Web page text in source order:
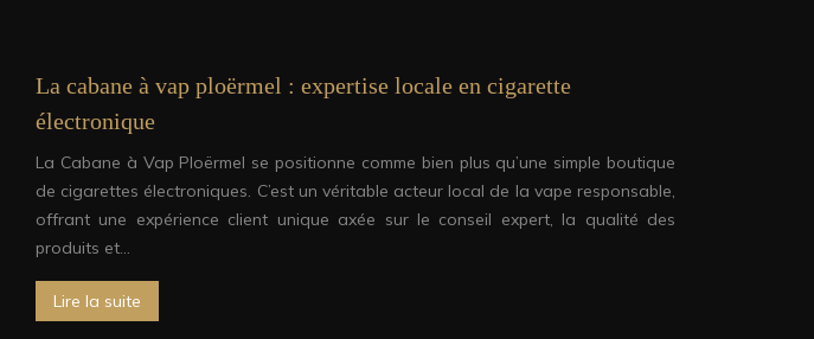
La cabane à vap ploërmel : expertise locale en cigarette
électronique
La Cabane à Vap Ploërmel se positionne comme bien plus qu’une simple boutique
de cigarettes électroniques. C’est un véritable acteur local de la vape responsable,
offrant une expérience client unique axée sur le conseil expert, la qualité des
produits et…
Lire la suite